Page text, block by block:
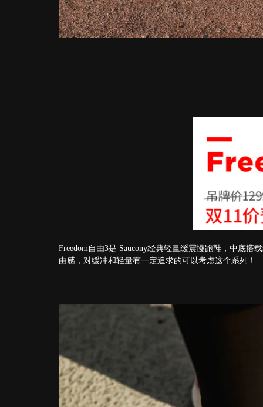
Freedom自由3是 Saucony经典轻量缓震慢跑鞋，中底
由感，对缓冲和轻量有一定追求的可以考虑这个系列！